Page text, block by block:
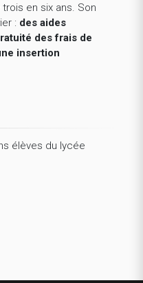
en six ans. Son
: des aides
des frais de
insertion
élèves du lycée